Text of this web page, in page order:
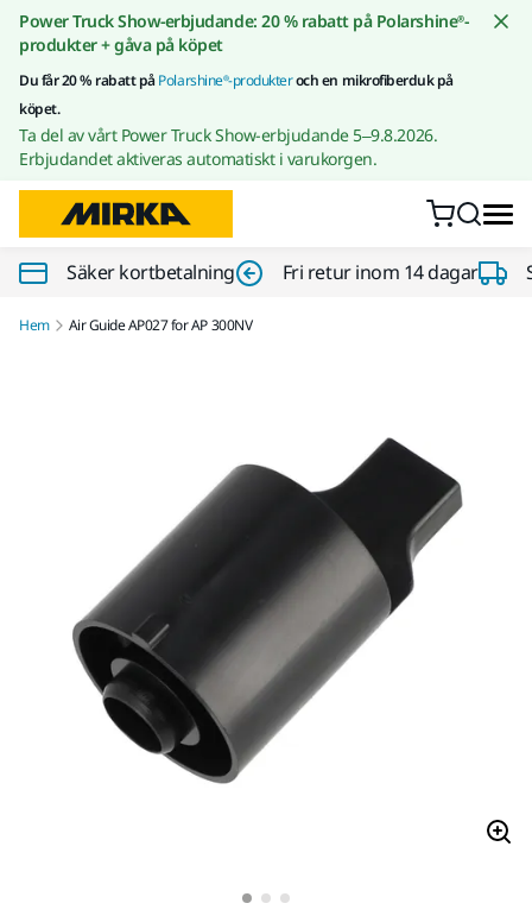
Gå till innehållet
Power Truck Show-erbjudande: 20 % rabatt på Polarshine®-
produkter + gåva på köpet
Du får 20 % rabatt påPolarshine®-produkteroch en mikrofiberduk på
köpet.
Ta del av vårt Power Truck Show-erbjudande 5–9.8.2026.
Erbjudandet aktiveras automatiskt i varukorgen.
Säker kortbetalning Fri retur inom 14 dagar
Hem Air Guide AP027 for AP 300NV